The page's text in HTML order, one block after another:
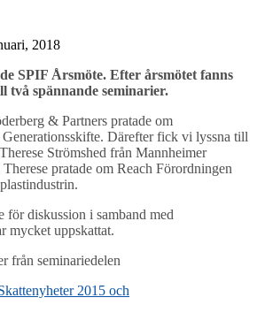
2018
SPIF Årsmöte. Efter årsmötet fanns
två spännande seminarier.
& Partners pratade om
Därefter fick vi lyssna till
Strömshed från Mannheimer
pratade om Reach Förordningen
för diskussion i samband med
mycket uppskattat.
från seminariedelen
2015 och